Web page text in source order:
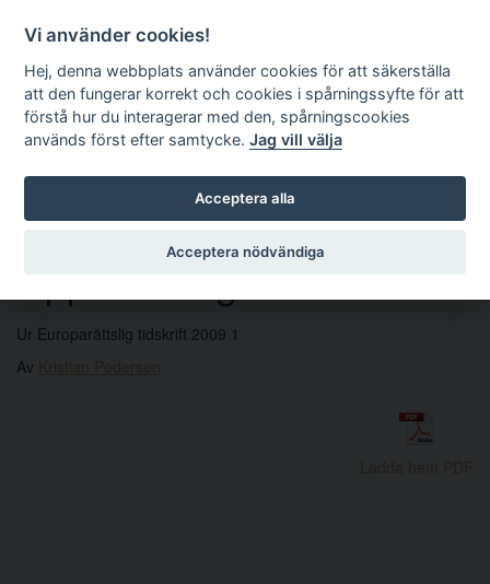
Sök
Ur Europarättslig tidskrift 2009 1
Av
Vi använder cookies!
Hej, denna webbplats använder cookies för att säkerställa
att den fungerar korrekt och cookies i spårningssyfte för att
förstå hur du interagerar med den, spårningscookies
används först efter samtycke.Jag vill välja
Acceptera alla
Acceptera nödvändiga